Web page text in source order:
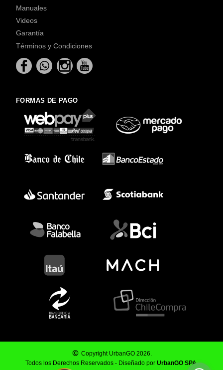
Manuales
Videos
Garantía
Términos y Condiciones
FORMAS DE PAGO
Copyright UrbanGO 2026.
Todos los Derechos Reservados - Diseñado por UrbanGO SPA.